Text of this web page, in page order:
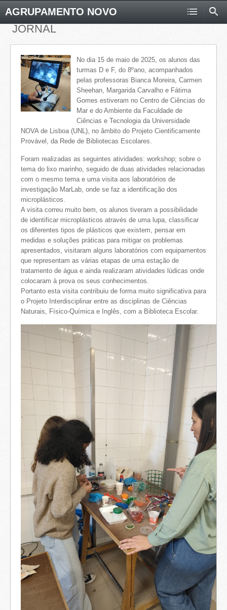
AGRUPAMENTO NOVO
JORNAL
No dia 15 de maio de 2025, os alunos das
turmas D e F, do 8ºano, acompanhados
pelas professoras Bianca Moreira, Carmen
Sheehan, Margarida Carvalho e Fátima
Gomes estiveram no Centro de Ciências do
Mar e do Ambiente da Faculdade de
Ciências e Tecnologia da Universidade
NOVA de Lisboa (UNL), no âmbito do Projeto Cientificamente
Provável, da Rede de Bibliotecas Escolares.
Foram realizadas as seguintes atividades: workshop; sobre o
tema do lixo marinho, seguido de duas atividades relacionadas
com o mesmo tema e uma visita aos laboratórios de
investigação MarLab, onde se faz a identificação dos
microplásticos.
A visita correu muito bem, os alunos tiveram a possibilidade
de identificar microplásticos através de uma lupa, classificar
os diferentes tipos de plásticos que existem, pensar em
medidas e soluções práticas para mitigar os problemas
apresentados, visitaram alguns laboratórios com equipamentos
que representam as várias etapas de uma estação de
tratamento de água e ainda realizaram atividades lúdicas onde
colocaram à prova os seus conhecimentos.
Portanto esta visita contribuiu de forma muito significativa para
o Projeto Interdisciplinar entre as disciplinas de Ciências
Naturais, Físico-Química e Inglês, com a Biblioteca Escolar.